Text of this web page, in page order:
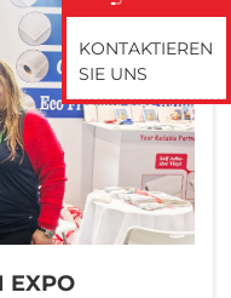
KONTAKTIEREN
SIE UNS
EXPO